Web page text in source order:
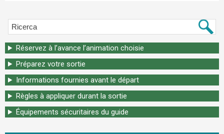
Réservez à l’avance l’animation choisie
Préparez votre sortie
Informations fournies avant le départ
Règles à appliquer durant la sortie
Équipements sécuritaires du guide